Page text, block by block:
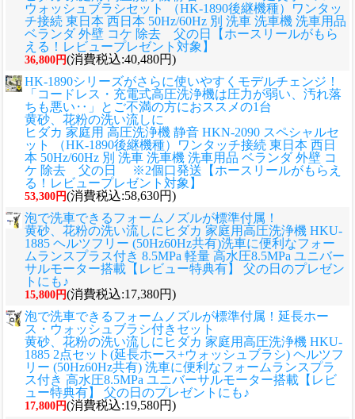
ウォッシュブラシセット （HK-1890後継機種）ワンタッ
チ接続 東日本 西日本 50Hz/60Hz 別 洗車 洗車機 洗車用品
ベランダ 外壁 コケ 除去 父の日【ホースリールがもら
える！レビュープレゼント対象】
36,800円(消費税込:40,480円)
HK-1890シリーズがさらに使いやすくモデルチェンジ！
「コードレス・充電式高圧洗浄機は圧力が弱い、汚れ落
ちも悪い‥」とご不満の方におススメの1台
黄砂、花粉の洗い流しに
ヒダカ 家庭用 高圧洗浄機 静音 HKN-2090 スペシャルセ
ット （HK-1890後継機種）ワンタッチ接続 東日本 西日
本 50Hz/60Hz 別 洗車 洗車機 洗車用品 ベランダ 外壁 コ
ケ 除去 父の日 ※2個口発送【ホースリールがもらえ
る！レビュープレゼント対象】
53,300円(消費税込:58,630円)
泡で洗車できるフォームノズルが標準付属！
黄砂、花粉の洗い流しに ヒダカ 家庭用高圧洗浄機 HKU-
1885 ヘルツフリー (50Hz60Hz共有)洗車に便利なフォー
ムランスプラス付き 8.5MPa 軽量 高水圧8.5MPa ユニバー
サルモーター搭載【レビュー特典有】 父の日のプレゼン
トにも♪
15,800円(消費税込:17,380円)
泡で洗車できるフォームノズルが標準付属！延長ホー
ス・ウォッシュブラシ付きセット
黄砂、花粉の洗い流しに ヒダカ 家庭用高圧洗浄機 HKU-
1885 2点セット(延長ホース+ウォッシュブラシ) ヘルツフ
リー (50Hz60Hz共有) 洗車に便利なフォームランスプラ
ス付き 高水圧8.5MPa ユニバーサルモーター搭載【レビ
ュー特典有】 父の日のプレゼントにも♪
17,800円(消費税込:19,580円)